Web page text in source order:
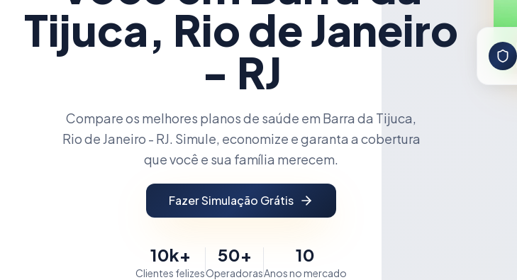
Tijuca, Rio de Janeiro
- RJ
Compare os melhores planos de saúde em Barra da Tijuca,
Rio de Janeiro - RJ. Simule, economize e garanta a cobertura
que você e sua família merecem.
Fazer Simulação Grátis
10k+
Clientes felizes
50+
Operadoras
10
Anos no mercado